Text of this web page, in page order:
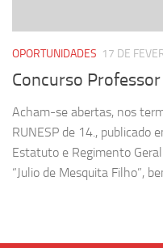
OPORTUNIDADES 17 DE
Concurso
Acham-se abertas, nos
RUNESP de 14.,
Estatuto e Regimento
“Julio de Mesquita Filho”,